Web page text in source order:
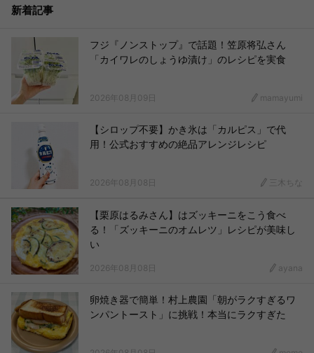
新着記事
フジ『ノンストップ』で話題！笠原将弘さん
「カイワレのしょうゆ漬け」のレシピを実食
2026年08月09日 mamayumi
【シロップ不要】かき氷は「カルピス」で代
用！公式おすすめの絶品アレンジレシピ
2026年08月08日 三木ちな
【栗原はるみさん】はズッキーニをこう食べ
る！「ズッキーニのオムレツ」レシピが美味し
い
2026年08月08日 ayana
卵焼き器で簡単！村上農園「朝がラクすぎるワ
ンパントースト」に挑戦！本当にラクすぎた